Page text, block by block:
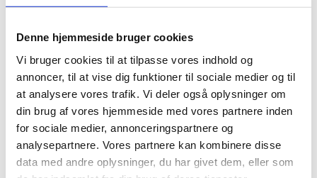
Denne hjemmeside bruger cookies
Vi bruger cookies til at tilpasse vores indhold og
annoncer, til at vise dig funktioner til sociale medier og til
at analysere vores trafik. Vi deler også oplysninger om
din brug af vores hjemmeside med vores partnere inden
for sociale medier, annonceringspartnere og
analysepartnere. Vores partnere kan kombinere disse
data med andre oplysninger, du har givet dem, eller som
undgå forvirrende layouts.
Sådan justerer du tekst med lige
margener
Lige margener giver teksten et ensartet og professionelt
udseende, hvor både venstre og højre tekstlinjer flugter med
margenerne.
Det ses ofte i bøger, aviser og officielle dokumenter.